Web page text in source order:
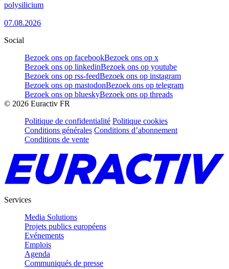
polysilicium
07.08.2026
Social
Bezoek ons op facebookBezoek ons op x
Bezoek ons op linkedinBezoek ons op youtube
Bezoek ons op rss-feedBezoek ons op instagram
Bezoek ons op mastodonBezoek ons op telegram
Bezoek ons op blueskyBezoek ons op threads
© 2026 Euractiv FR
Politique de confidentialité Politique cookies
Conditions générales Conditions d’abonnement
Conditions de vente
Services
Media Solutions
Projets publics européens
Evénements
Emplois
Agenda
Communiqués de presse